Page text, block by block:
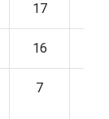
17
16
7